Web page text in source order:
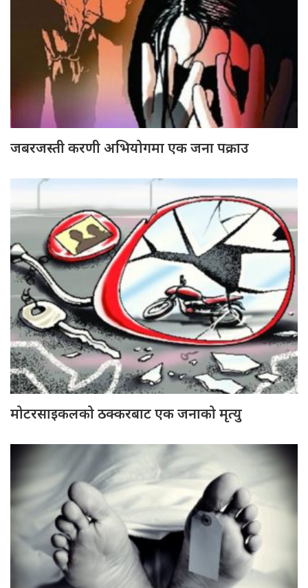
जबरजस्ती करणी अभियोगमा एक जना पक्राउ
मोटरसाइकलको ठक्करबाट एक जनाको मृत्यु